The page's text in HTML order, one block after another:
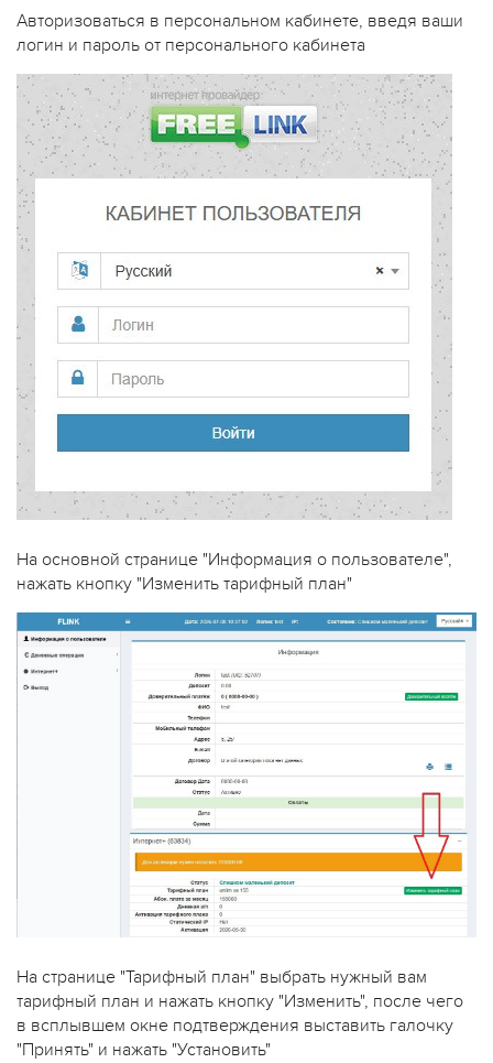
Авторизоваться в персональном кабинете, введя ваши
логин и пароль от персонального кабинета
На основной странице "Информация о пользователе",
нажать кнопку "Изменить тарифный план"
На странице "Тарифный план" выбрать нужный вам
тарифный план и нажать кнопку "Изменить", после чего
в всплывшем окне подтверждения выставить галочку
"Принять" и нажать "Установить"